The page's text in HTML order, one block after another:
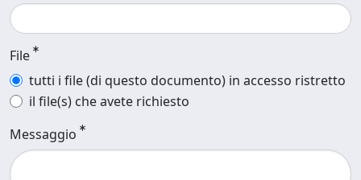
File
tutti i file (di questo documento) in accesso ristretto
il file(s) che avete richiesto
Messaggio